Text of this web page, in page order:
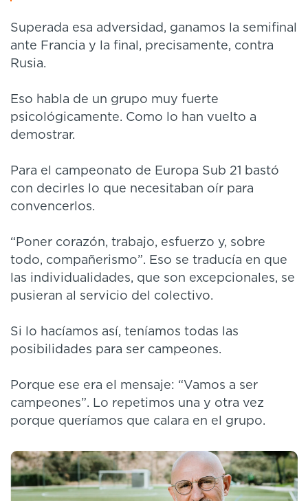
Superada esa adversidad, ganamos la semifinal
ante Francia y la final, precisamente, contra
Rusia.
Eso habla de un grupo muy fuerte
psicológicamente. Como lo han vuelto a
demostrar.
Para el campeonato de Europa Sub 21 bastó
con decirles lo que necesitaban oír para
convencerlos.
“Poner corazón, trabajo, esfuerzo y, sobre
todo, compañerismo”. Eso se traducía en que
las individualidades, que son excepcionales, se
pusieran al servicio del colectivo.
Si lo hacíamos así, teníamos todas las
posibilidades para ser campeones.
Porque ese era el mensaje: “Vamos a ser
campeones”. Lo repetimos una y otra vez
porque queríamos que calara en el grupo.